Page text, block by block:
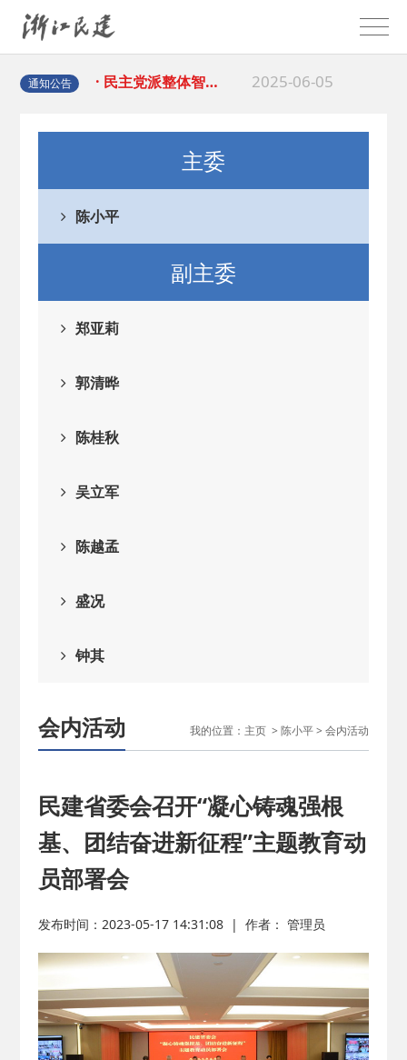
通知公告
· 中国民主建国会…
· 民主党派整体智… 2025-06-05
· 民建省委会民主… 2025-04-10
· 中国民主建国会… 2025-02-24
· 中国民主建国会… 2024-08-28
· 中国民主建国会… 2024-03-04
· 中国民主建国会… 2024-03-04
主委
陈小平
副主委
郑亚莉
郭清晔
陈桂秋
吴立军
陈越孟
盛况
钟其
会内活动 我的位置： 主页> 陈小平> 会内活动
民建省委会召开“凝心铸魂强根
基、团结奋进新征程”主题教育动
员部署会
发布时间：2023-05-17 14:31:08 |作者： 管理员